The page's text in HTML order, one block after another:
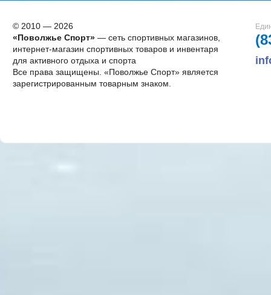
© 2010 — 2026
«Поволжье Спорт»— сеть спортивных магазинов,
интернет-магазин спортивных товаров и инвентаря
для активного отдыха и спорта
Все права защищены. «Поволжье Спорт» является
зарегистрированным товарным знаком.